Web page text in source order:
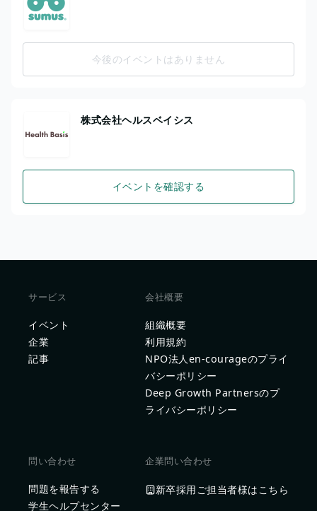
今後のイベントはありません
株式会社ヘルスベイシス
イベントを確認する
サービス
イベント
企業
記事
会社概要
組織概要
利用規約
NPO法人en-courageのプライ
バシーポリシー
Deep Growth Partnersのプ
ライバシーポリシー
問い合わせ
問題を報告する
学生ヘルプセンター
企業問い合わせ
新卒採用ご担当者様はこちら